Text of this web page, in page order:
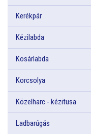
Kerékpár
Kézilabda
Kosárlabda
Korcsolya
Közelharc - kézitusa
Ladbarúgás